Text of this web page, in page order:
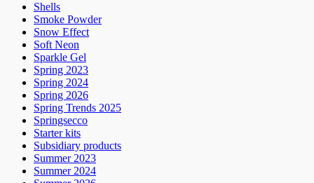
Shells
Smoke Powder
Snow Effect
Soft Neon
Sparkle Gel
Spring 2023
Spring 2024
Spring 2026
Spring Trends 2025
Springsecco
Starter kits
Subsidiary products
Summer 2023
Summer 2024